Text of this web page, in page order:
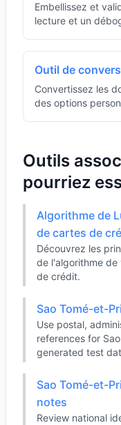
Embellissez et
lecture et un
Outil de
Convertissez les
des options
Outils
pourriez
Algorithme de
de cartes de
Découvrez les
de l'algorithme
de crédit.
Sao Tomé-et-
Use postal,
references for
generated test
Sao Tomé-et-
notes
Review national